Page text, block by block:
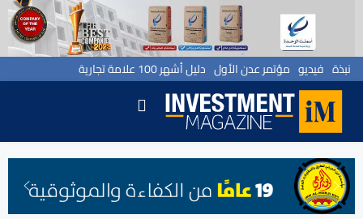
نبذة فيديو مؤتمر عدن الأول دليل أشهر 100 علامة تجارية